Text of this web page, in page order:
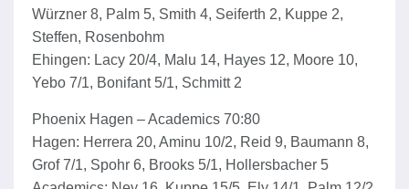
Würzner 8, Palm 5, Smith 4, Seiferth 2, Kuppe 2,
Steffen, Rosenbohm
Ehingen: Lacy 20/4, Malu 14, Hayes 12, Moore 10,
Yebo 7/1, Bonifant 5/1, Schmitt 2
Phoenix Hagen – Academics 70:80
Hagen: Herrera 20, Aminu 10/2, Reid 9, Baumann 8,
Grof 7/1, Spohr 6, Brooks 5/1, Hollersbacher 5